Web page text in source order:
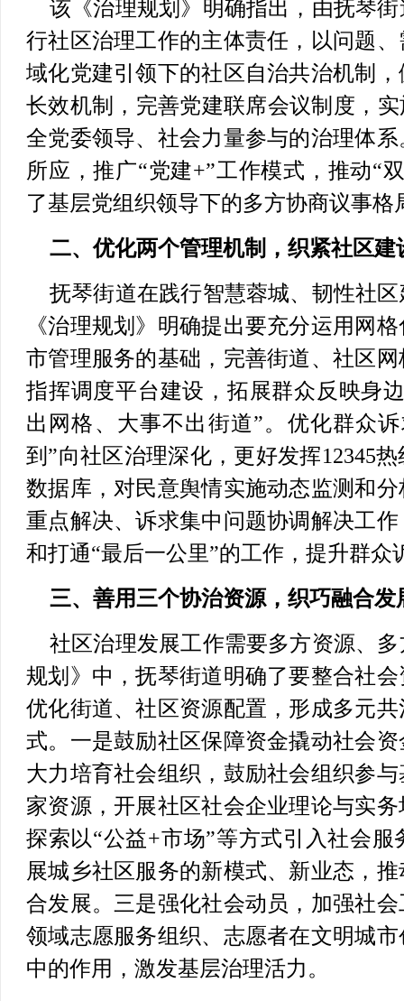
该《治理规划》明确指出，由抚琴
行社区治理工作的主体责任，以问题
域化党建引领下的社区自治共治机制
长效机制，完善党建联席会议制度，
全党委领导、社会力量参与的治理体
所应，推广“党建+”工作模式，推动“
了基层党组织领导下的多方协商议事格
二、优化两个管理机制，织紧社区建
抚琴街道在践行智慧蓉城、韧性社
《治理规划》明确提出要充分运用网
市管理服务的基础，完善街道、社区
指挥调度平台建设，拓展群众反映身
出网格、大事不出街道”。优化群众
到”向社区治理深化，更好发挥12345
数据库，对民意舆情实施动态监测和
重点解决、诉求集中问题协调解决工
和打通“最后一公里”的工作，提升群众
三、善用三个协治资源，织巧融合发
社区治理发展工作需要多方资源、
规划》中，抚琴街道明确了要整合社
优化街道、社区资源配置，形成多元
式。一是鼓励社区保障资金撬动社会
大力培育社会组织，鼓励社会组织参
家资源，开展社区社会企业理论与实
探索以“公益+市场”等方式引入社会
展城乡社区服务的新模式、新业态，
合发展。三是强化社会动员，加强社
领域志愿服务组织、志愿者在文明城
中的作用，激发基层治理活力。